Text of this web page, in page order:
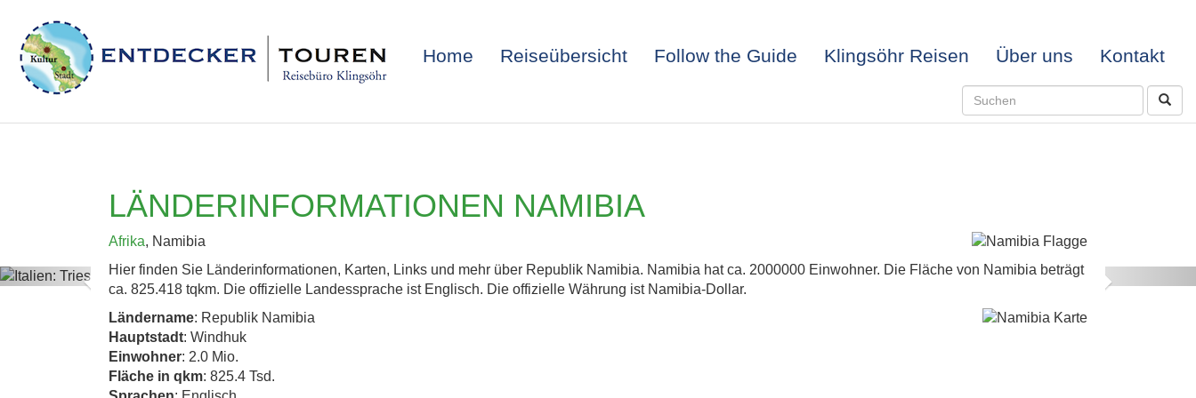
Home Reiseübersicht Follow the Guide Klingsöhr Reisen Über uns Kontakt
Previous Next
LÄNDERINFORMATIONEN NAMIBIA
Afrika, Namibia
Hier finden Sie Länderinformationen, Karten, Links und mehr über Republik Namibia. Namibia hat ca. 2000000 Einwohner. Die Fläche von Namibia beträgt
ca. 825.418 tqkm. Die offizielle Landessprache ist Englisch. Die offizielle Währung ist Namibia-Dollar.
Ländername: Republik Namibia
Hauptstadt: Windhuk
Einwohner: 2.0 Mio.
Fläche in qkm: 825.4 Tsd.